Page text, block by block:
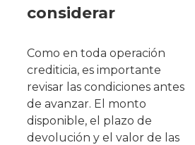
considerar
Como en toda operación
crediticia, es importante
revisar las condiciones antes
de avanzar. El monto
disponible, el plazo de
devolución y el valor de las